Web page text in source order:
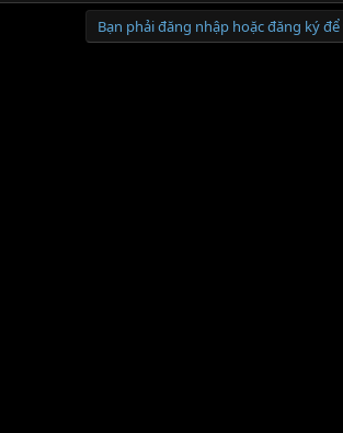
Bạn phải đăng nhập hoặc đăng ký